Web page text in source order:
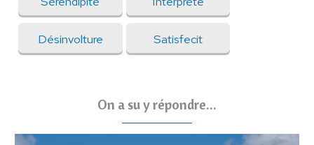
Désinvolture Satisfecit
On a su y répondre...